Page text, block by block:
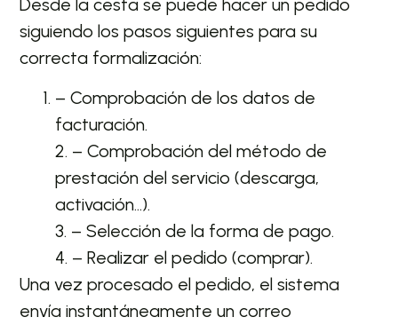
Desde la cesta se puede hacer un pedido
siguiendo los pasos siguientes para su
correcta formalización:
– Comprobación de los datos de
facturación.
2. – Comprobación del método de
prestación del servicio (descarga,
activación…).
3. – Selección de la forma de pago.
4. – Realizar el pedido (comprar).
Una vez procesado el pedido, el sistema
envía instantáneamente un correo